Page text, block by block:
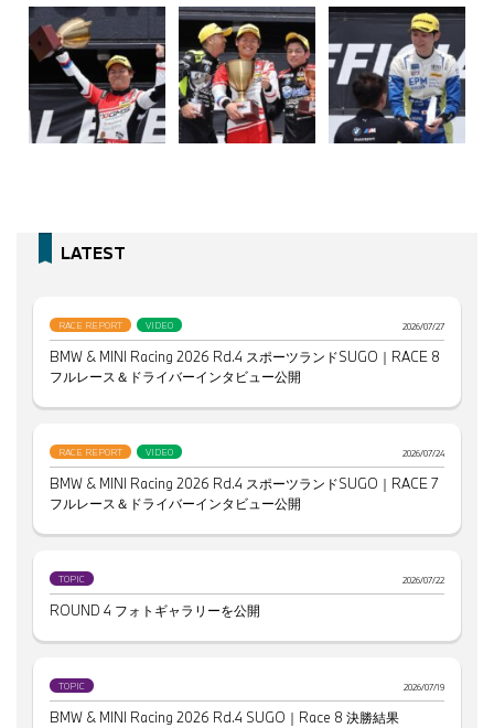
LATEST
RACE REPORT VIDEO 2026/07/27
BMW & MINI Racing 2026 Rd.4 スポーツランドSUGO｜RACE 8
フルレース＆ドライバーインタビュー公開
RACE REPORT VIDEO 2026/07/24
BMW & MINI Racing 2026 Rd.4 スポーツランドSUGO｜RACE 7
フルレース＆ドライバーインタビュー公開
TOPIC 2026/07/22
ROUND 4 フォトギャラリーを公開
TOPIC 2026/07/19
BMW & MINI Racing 2026 Rd.4 SUGO｜Race 8 決勝結果